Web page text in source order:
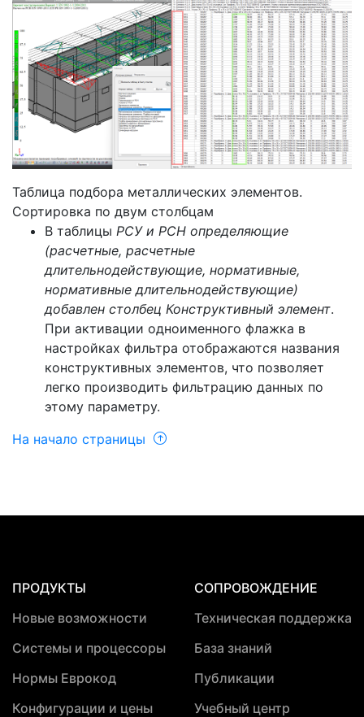
Таблица подбора металлических элементов.
Сортировка по двум столбцам
В таблицы РСУ и РСН определяющие
(расчетные, расчетные
длительнодействующие, нормативные,
нормативные длительнодействующие)
добавлен столбец Конструктивный элемент.
При активации одноименного флажка в
настройках фильтра отображаются названия
конструктивных элементов, что позволяет
легко производить фильтрацию данных по
этому параметру.
На начало страницы
ПРОДУКТЫ
Новые возможности
Системы и процессоры
Нормы Еврокод
Конфигурации и цены
СОПРОВОЖДЕНИЕ
Техническая поддержка
База знаний
Публикации
Учебный центр